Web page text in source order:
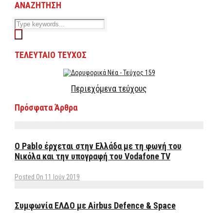
ΑΝΑΖΗΤΗΣΗ
ΤΕΛΕΥΤΑΙΟ ΤΕΥΧΟΣ
Περιεχόμενα τεύχους
Πρόσφατα Άρθρα
Ο Pablo έρχεται στην Ελλάδα με τη φωνή του
Νικόλα και την υπογραφή του Vodafone TV
Posted On 11 Ιούν 2019
Συμφωνία ΕΛΔΟ με Airbus Defence & Space